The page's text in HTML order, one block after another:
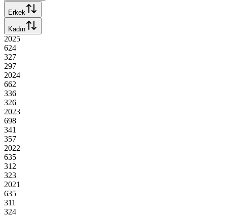
Erkek
Kadın
2025
624
327
297
2024
662
336
326
2023
698
341
357
2022
635
312
323
2021
635
311
324